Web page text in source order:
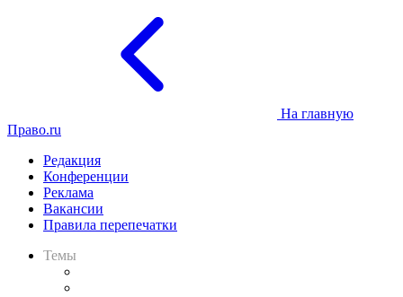
На главную
Право.ru
Редакция
Конференции
Реклама
Вакансии
Правила перепечатки
Темы